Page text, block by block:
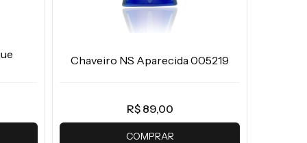
Chaveiro NS Aparecida 005219
R$ 89,00
COMPRAR